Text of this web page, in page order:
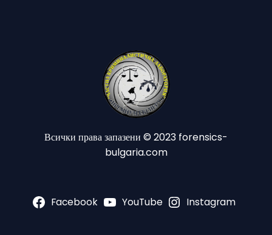
Всички права запазени © 2023 forensics-
bulgaria.com
Facebook YouTube Instagram